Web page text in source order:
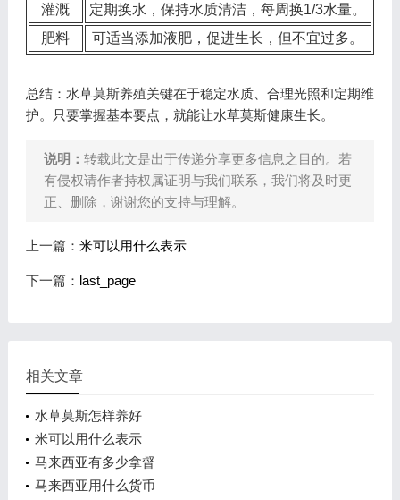
灌溉
定期换水，保持水质清洁，每周换1/3水量。
肥料
可适当添加液肥，促进生长，但不宜过多。
总结：水草莫斯养殖关键在于稳定水质、合理光照和定期维
护。只要掌握基本要点，就能让水草莫斯健康生长。
说明： 转载此文是出于传递分享更多信息之目的。若
有侵权请作者持权属证明与我们联系，我们将及时更
正、删除，谢谢您的支持与理解。
上一篇： 米可以用什么表示
下一篇： last_page
相关文章
水草莫斯怎样养好
米可以用什么表示
马来西亚有多少拿督
马来西亚用什么货币